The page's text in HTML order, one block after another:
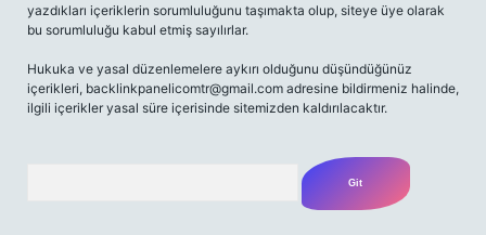
yazdıkları içeriklerin sorumluluğunu taşımakta olup, siteye üye olarak
bu sorumluluğu kabul etmiş sayılırlar.
Hukuka ve yasal düzenlemelere aykırı olduğunu düşündüğünüz
içerikleri, backlinkpanelicomtr@gmail.com adresine bildirmeniz halinde,
ilgili içerikler yasal süre içerisinde sitemizden kaldırılacaktır.